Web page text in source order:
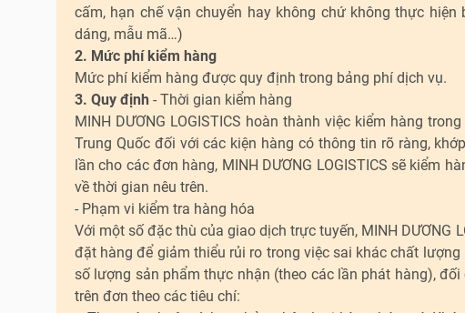
cấm, hạn chế vận chuyển hay không chứ không thực
dáng, mẫu mã…)
2. Mức phí kiểm hàng
Mức phí kiểm hàng được quy định trong bảng phí dịch vụ.
3. Quy định - Thời gian kiểm hàng
MINH DƯƠNG LOGISTICS hoàn thành việc kiểm hàng
Trung Quốc đối với các kiện hàng có thông tin rõ ràng,
lần cho các đơn hàng, MINH DƯƠNG LOGISTICS sẽ kiểm
về thời gian nêu trên.
- Phạm vi kiểm tra hàng hóa
Với một số đặc thù của giao dịch trực tuyến, MINH DƯƠNG
đặt hàng để giảm thiểu rủi ro trong việc sai khác chất lượng
số lượng sản phẩm thực nhận (theo các lần phát hàng),
trên đơn theo các tiêu chí: